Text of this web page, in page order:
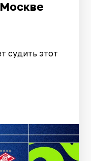
судить этот